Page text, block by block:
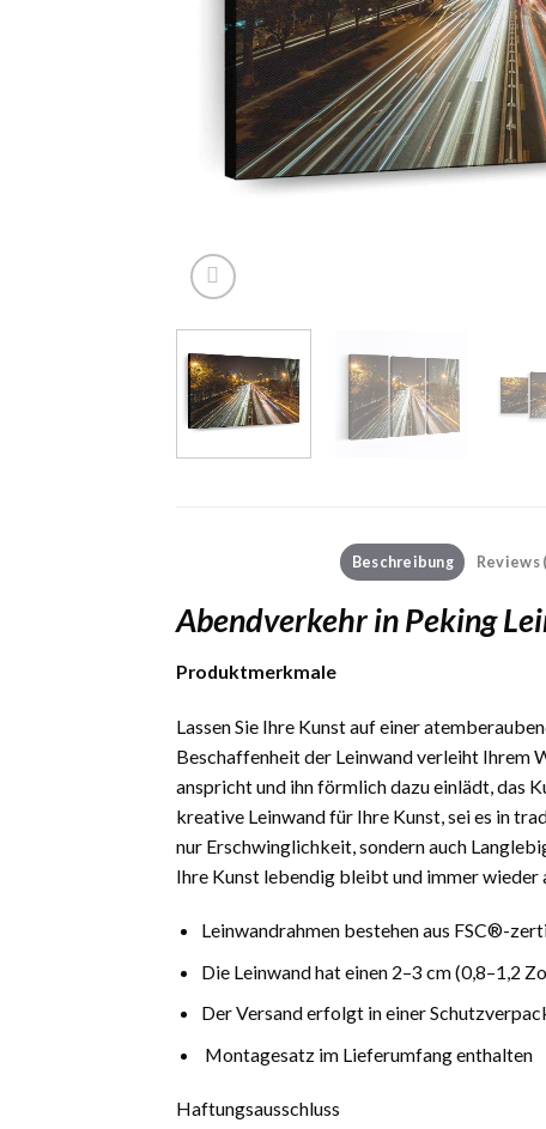
Beschreibung Reviews
Abendverkehr in Peking
Produktmerkmale
Lassen Sie Ihre Kunst auf einer
Beschaffenheit der Leinwand verleiht Ihrem
anspricht und ihn förmlich dazu einlädt, das
kreative Leinwand für Ihre Kunst, sei es in
nur Erschwinglichkeit, sondern auch
Ihre Kunst lebendig bleibt und immer wieder
Leinwandrahmen bestehen aus FSC®-
Die Leinwand hat einen 2–3 cm (0,8–1,2
Der Versand erfolgt in einer
Montagesatz im Lieferumfang enthalten
Haftungsausschluss